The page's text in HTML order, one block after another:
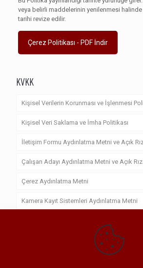
veya belirli maddelerinin yenilenmesi halinde
tarihi revize edilir.
Çerez Politikası - PDF İndir
KVKK
Kişisel Verilerin Korunması ve İşlenmesi
Kişisel Veri Saklama ve İmha Politikası
İletişim Formu Aydınlatma Metni ve Açık
Çalışan Adayı Aydınlatma Metni ve Açık
Çerez Aydınlatma Metni
Kamera Kayıt Sistemleri Aydınlatma Metni